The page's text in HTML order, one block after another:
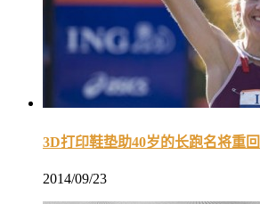
3D打印鞋垫助40岁的长跑名将重
2014/09/23